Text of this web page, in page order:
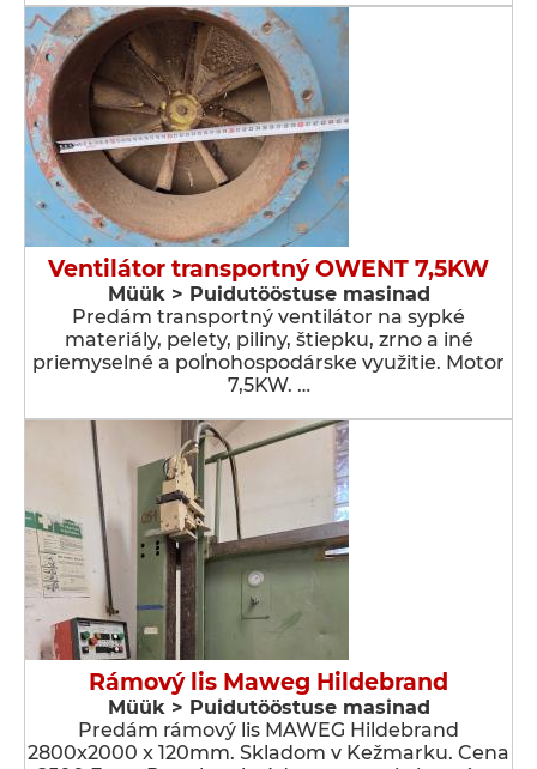
Ventilátor transportný OWENT 7,5KW
Müük > Puidutööstuse masinad
Predám transportný ventilátor na sypké
materiály, pelety, piliny, štiepku, zrno a iné
priemyselné a poľnohospodárske využitie. Motor
7,5KW. …
Rámový lis Maweg Hildebrand
Müük > Puidutööstuse masinad
Predám rámový lis MAWEG Hildebrand
2800x2000 x 120mm. Skladom v Kežmarku. Cena